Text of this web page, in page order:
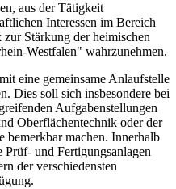
aus der Tätigkeit
Interessen im Bereich
Stärkung der heimischen
Westfalen" wahrzunehmen.
eine gemeinsame Anlaufstelle
Dies soll sich insbesondere bei
Aufgabenstellungen
Oberflächentechnik oder der
bemerkbar machen. Innerhalb
Prüf- und Fertigungsanlagen
der verschiedensten